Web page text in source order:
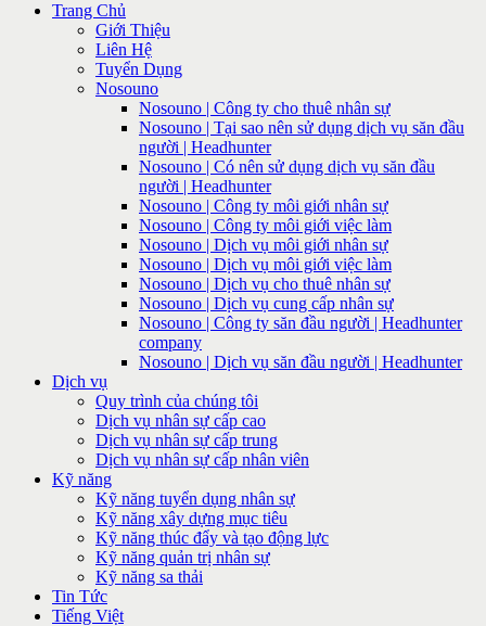
Trang Chủ
Giới Thiệu
Liên Hệ
Tuyển Dụng
Nosouno
Nosouno | Công ty cho thuê nhân sự
Nosouno | Tại sao nên sử dụng dịch vụ săn đầu
người | Headhunter
Nosouno | Có nên sử dụng dịch vụ săn đầu
người | Headhunter
Nosouno | Công ty môi giới nhân sự
Nosouno | Công ty môi giới việc làm
Nosouno | Dịch vụ môi giới nhân sự
Nosouno | Dịch vụ môi giới việc làm
Nosouno | Dịch vụ cho thuê nhân sự
Nosouno | Dịch vụ cung cấp nhân sự
Nosouno | Công ty săn đầu người | Headhunter
company
Nosouno | Dịch vụ săn đầu người | Headhunter
Dịch vụ
Quy trình của chúng tôi
Dịch vụ nhân sự cấp cao
Dịch vụ nhân sự cấp trung
Dịch vụ nhân sự cấp nhân viên
Kỹ năng
Kỹ năng tuyển dụng nhân sự
Kỹ năng xây dựng mục tiêu
Kỹ năng thúc đẩy và tạo động lực
Kỹ năng quản trị nhân sự
Kỹ năng sa thải
Tin Tức
Tiếng Việt